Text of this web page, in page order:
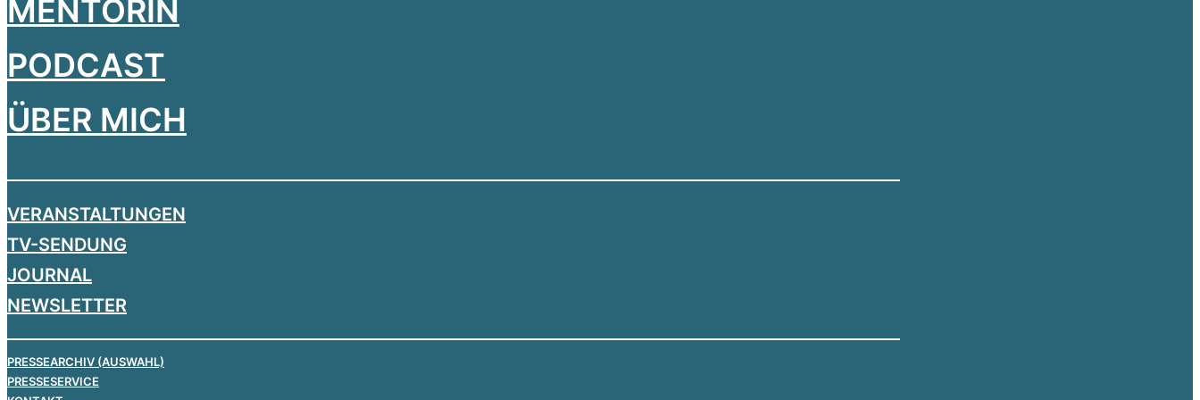
MENTORIN
PODCAST
ÜBER MICH
VERANSTALTUNGEN
TV-SENDUNG
JOURNAL
NEWSLETTER
PRESSEARCHIV (AUSWAHL)
PRESSESERVICE